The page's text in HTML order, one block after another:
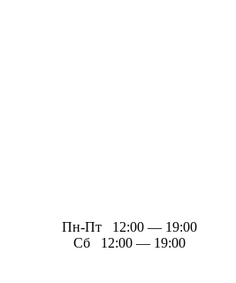
Пн-Пт 12:00 — 19:00
Сб 12:00 — 19:00